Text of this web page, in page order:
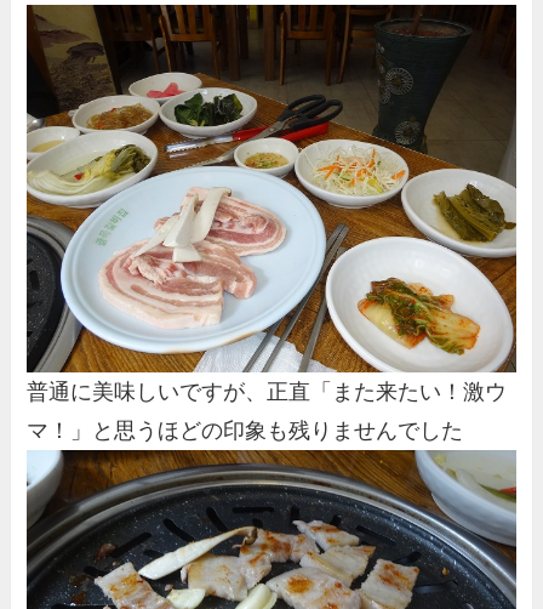
普通に美味しいですが、正直「また来たい！激ウ
マ！」と思うほどの印象も残りませんでした